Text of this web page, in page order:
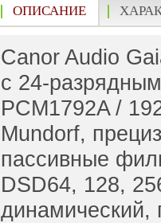
ОПИСАНИЕ
Canor Audio
с 24-
PCM1792A /
Mundorf,
пассивные
DSD64, 128,
динамический,